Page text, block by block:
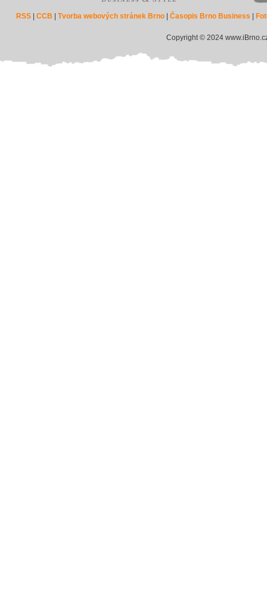
RSS |CCB |Tvorba webových stránek Brno |Časopis Brno Business
Copyright © 2024